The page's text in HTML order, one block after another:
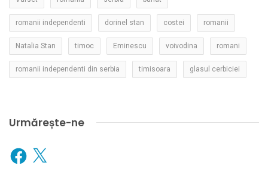
romanii independenti dorinel stan costei romanii
Natalia Stan timoc Eminescu voivodina romani
romanii independenti din serbia timisoara glasul cerbiciei
Urmărește-ne
Facebook
X